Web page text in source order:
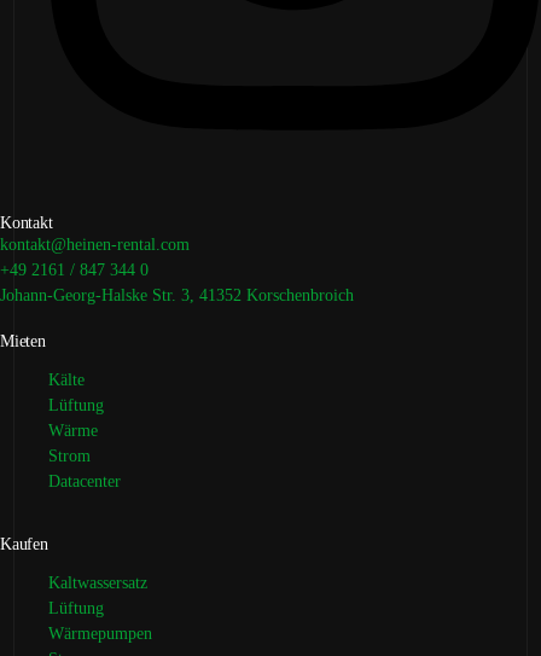
Kontakt
kontakt@heinen-rental.com
+49 2161 / 847 344 0
Johann-Georg-Halske Str. 3, 41352 Korschenbroich
Mieten
Kälte
Lüftung
Wärme
Strom
Datacenter
Kaufen
Kaltwassersatz
Lüftung
Wärmepumpen